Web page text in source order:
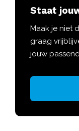
Staat
Maak je niet
graag
jouw